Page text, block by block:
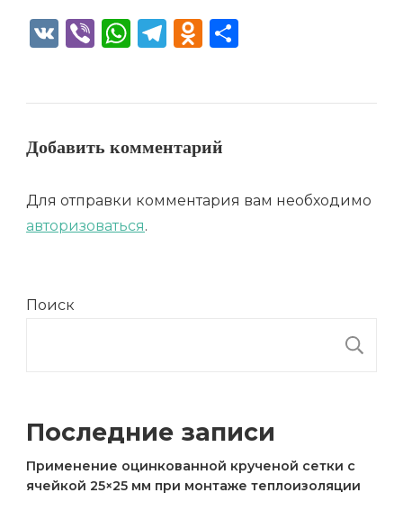
VK ViberWhatsApp
Telegram
Odnoklassniki
Добавить комментарий
Для отправки комментария вам необходимо
авторизоваться.
Поиск
Последние записи
Применение оцинкованной крученой сетки с
ячейкой 25×25 мм при монтаже теплоизоляции